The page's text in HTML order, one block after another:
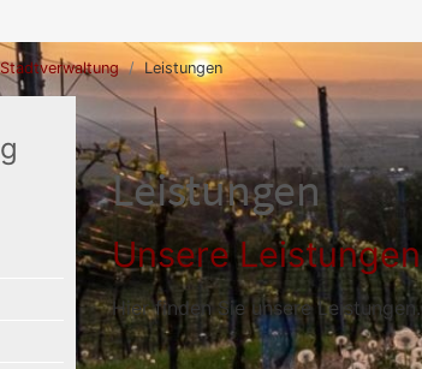
Stadtverwaltung Leistungen
Leistungen
Unsere Leistungen
Hier finden Sie unsere Leistungen.